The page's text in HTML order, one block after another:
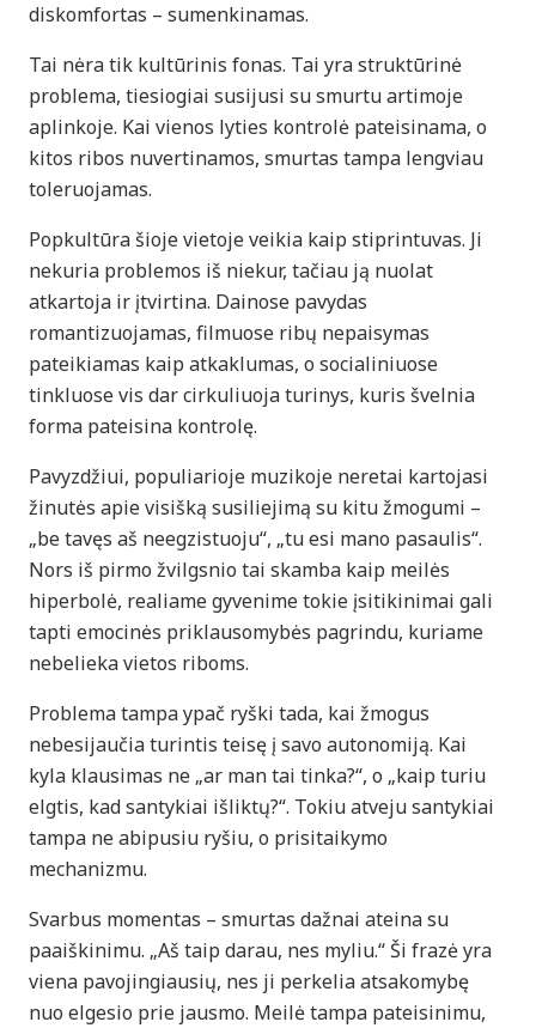
diskomfortas – sumenkinamas.
Tai nėra tik kultūrinis fonas. Tai yra struktūrinė
problema, tiesiogiai susijusi su smurtu artimoje
aplinkoje. Kai vienos lyties kontrolė pateisinama, o
kitos ribos nuvertinamos, smurtas tampa lengviau
toleruojamas.
Popkultūra šioje vietoje veikia kaip stiprintuvas. Ji
nekuria problemos iš niekur, tačiau ją nuolat
atkartoja ir įtvirtina. Dainose pavydas
romantizuojamas, filmuose ribų nepaisymas
pateikiamas kaip atkaklumas, o socialiniuose
tinkluose vis dar cirkuliuoja turinys, kuris švelnia
forma pateisina kontrolę.
Pavyzdžiui, populiarioje muzikoje neretai kartojasi
žinutės apie visišką susiliejimą su kitu žmogumi –
„be tavęs aš neegzistuoju“, „tu esi mano pasaulis“.
Nors iš pirmo žvilgsnio tai skamba kaip meilės
hiperbolė, realiame gyvenime tokie įsitikinimai gali
tapti emocinės priklausomybės pagrindu, kuriame
nebelieka vietos riboms.
Problema tampa ypač ryški tada, kai žmogus
nebesijaučia turintis teisę į savo autonomiją. Kai
kyla klausimas ne „ar man tai tinka?“, o „kaip turiu
elgtis, kad santykiai išliktų?“. Tokiu atveju santykiai
tampa ne abipusiu ryšiu, o prisitaikymo
mechanizmu.
Svarbus momentas – smurtas dažnai ateina su
paaiškinimu. „Aš taip darau, nes myliu.“ Ši frazė yra
viena pavojingiausių, nes ji perkelia atsakomybę
nuo elgesio prie jausmo. Meilė tampa pateisinimu,